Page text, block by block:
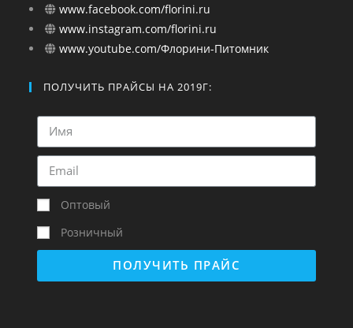
www.facebook.com/florini.ru
www.instagram.com/florini.ru
www.youtube.com/Флорини-Питомник
ПОЛУЧИТЬ ПРАЙСЫ НА 2019Г:
Оптовый
Розничный
ПОЛУЧИТЬ ПРАЙС